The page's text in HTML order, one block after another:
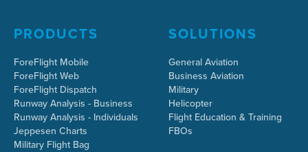
PRODUCTS
ForeFlight Mobile
ForeFlight Web
ForeFlight Dispatch
Runway Analysis - Business
Runway Analysis - Individuals
Jeppesen Charts
Military Flight Bag
SOLUTIONS
General Aviation
Business Aviation
Military
Helicopter
Flight Education & Training
FBOs